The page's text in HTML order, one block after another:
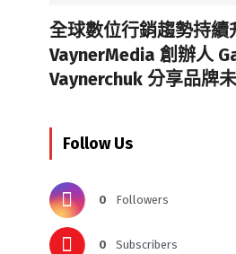
全球數位行銷趨勢持續
VaynerMedia 創辦人
Vaynerchuk 分享品牌
Follow Us
0 Followers
0 Subscribers